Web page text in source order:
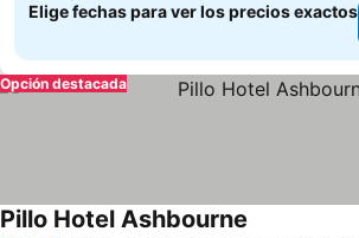
Elige fechas para ver los precios exactos
Opción destacada
Pillo Hotel Ashbourne